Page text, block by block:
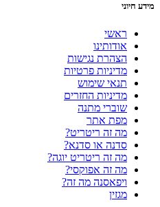
מידע חיוני
ראשי
אודותינו
הצהרת נגישות
מדיניות פרטיות
תנאי שימוש
מדיניות החזרים
שוברי מתנה
מפת אתר
מה זה ריטריט?
סדנה או סדנא?
מה זה ריטריט יוגה?
מה זה אפוקסי?
ויפאסנה מה זה?
מגזין